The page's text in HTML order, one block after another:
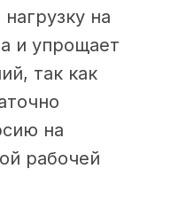
на
и упрощает
так как
на
рабочей